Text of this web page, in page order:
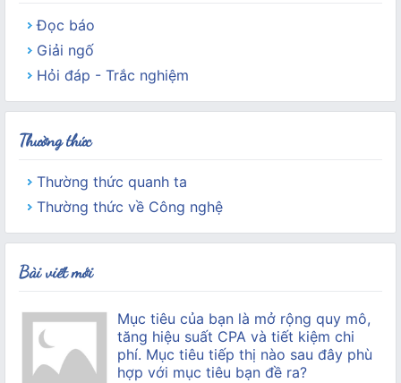
Đọc báo
Giải ngố
Hỏi đáp - Trắc nghiệm
Thường thức
Thường thức quanh ta
Thường thức về Công nghệ
Bài viết mới
Mục tiêu của bạn là mở rộng quy mô,
tăng hiệu suất CPA và tiết kiệm chi
phí. Mục tiêu tiếp thị nào sau đây phù
hợp với mục tiêu bạn đề ra?